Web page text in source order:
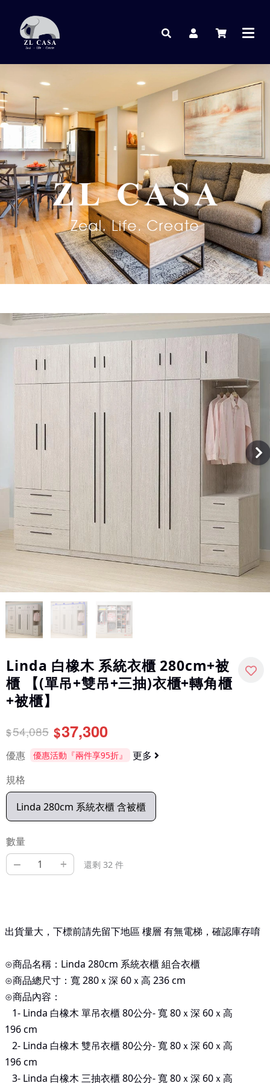
Linda 白橡木 系統衣櫃 280cm+被
櫃 【(單吊+雙吊+三抽)衣櫃+轉角櫃
+被櫃】
$54,085 $37,300
優惠 優惠活動『兩件享95折』
更多
規格
Linda 280cm 系統衣櫃 含被櫃
數量
– + 還剩 32 件
出貨量大，下標前請先留下地區 樓層 有無電梯，確認庫存唷
⊙商品名稱：Linda 280cm 系統衣櫃 組合衣櫃
⊙商品總尺寸：寬 280ｘ深 60ｘ高 236cm
⊙商品內容：
1- Linda 白橡木 單吊衣櫃 80公分-寬 80ｘ深 60ｘ高
196cm
2- Linda 白橡木 雙吊衣櫃 80公分-寬 80ｘ深 60ｘ高
196cm
3- Linda 白橡木 三抽衣櫃 80公分-寬 80ｘ深 60ｘ高